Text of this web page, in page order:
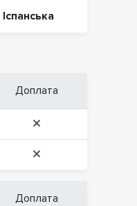
Іспанська
Доплата
Доплата